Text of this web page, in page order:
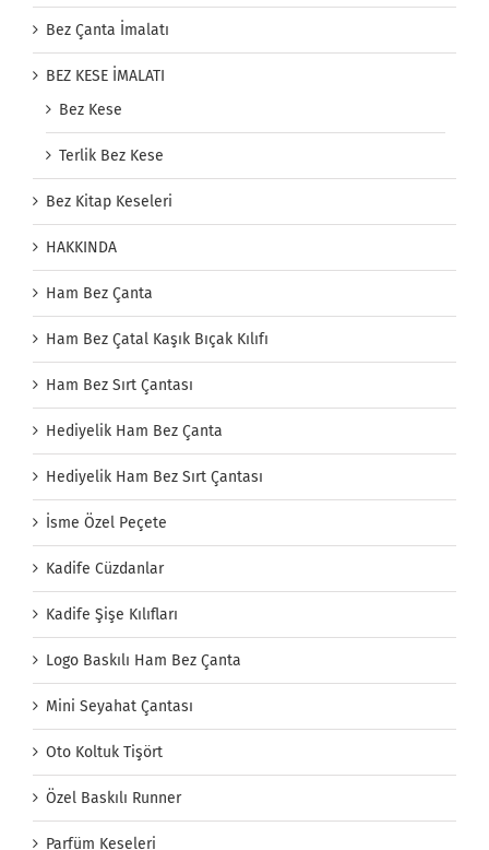
Bez Çanta İmalatı
BEZ KESE İMALATI
Bez Kese
Terlik Bez Kese
Bez Kitap Keseleri
HAKKINDA
Ham Bez Çanta
Ham Bez Çatal Kaşık Bıçak Kılıfı
Ham Bez Sırt Çantası
Hediyelik Ham Bez Çanta
Hediyelik Ham Bez Sırt Çantası
İsme Özel Peçete
Kadife Cüzdanlar
Kadife Şişe Kılıfları
Logo Baskılı Ham Bez Çanta
Mini Seyahat Çantası
Oto Koltuk Tişört
Özel Baskılı Runner
Parfüm Keseleri